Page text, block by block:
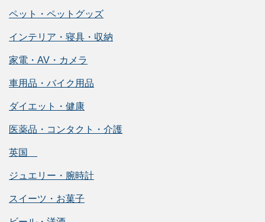
ペット・ペットグッズ
インテリア・寝具・収納
家電・AV・カメラ
車用品・バイク用品
ダイエット・健康
医薬品・コンタクト・介護
英国
ジュエリー・腕時計
スイーツ・お菓子